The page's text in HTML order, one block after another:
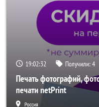
19:02:30 Получили:4
Печать фотографий,
печати netPrint
Россия